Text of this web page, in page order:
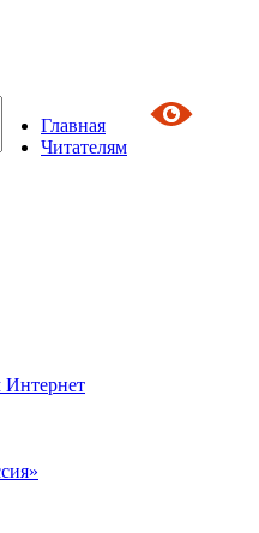
Главная
Читателям
Интернет